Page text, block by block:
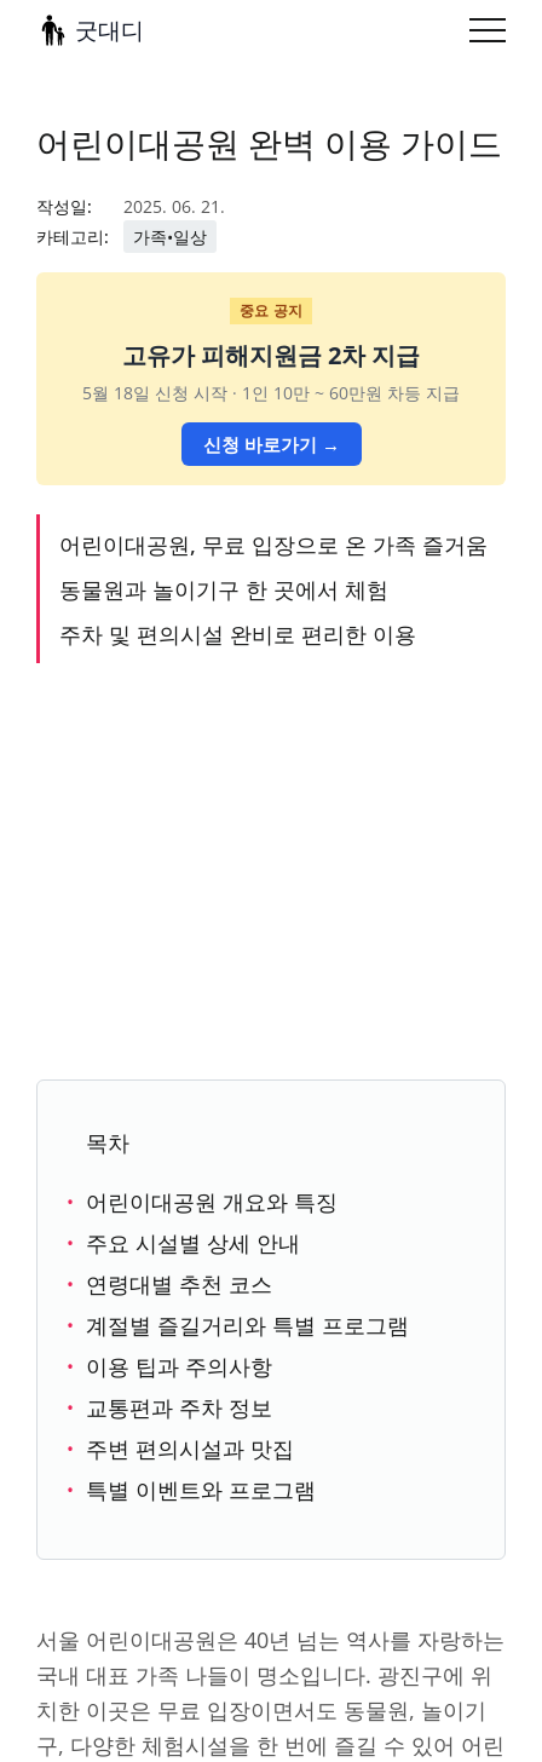
굿대디
어린이대공원 완벽 이용 가이드
작성일:
2025. 06. 21.
카테고리:
가족•일상
중요 공지
고유가 피해지원금 2차 지급
5월 18일 신청 시작 · 1인 10만 ~ 60만원 차등 지급
신청 바로가기 →
어린이대공원, 무료 입장으로 온 가족 즐거움
동물원과 놀이기구 한 곳에서 체험
주차 및 편의시설 완비로 편리한 이용
목차
어린이대공원 개요와 특징
주요 시설별 상세 안내
연령대별 추천 코스
계절별 즐길거리와 특별 프로그램
이용 팁과 주의사항
교통편과 주차 정보
주변 편의시설과 맛집
특별 이벤트와 프로그램
서울 어린이대공원은 40년 넘는 역사를 자랑하는
국내 대표 가족 나들이 명소입니다. 광진구에 위
치한 이곳은 무료 입장이면서도 동물원, 놀이기
구, 다양한 체험시설을 한 번에 즐길 수 있어 어린